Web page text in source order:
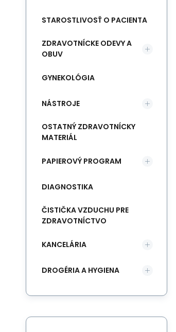
STAROSTLIVOSŤ O PACIENTA
ZDRAVOTNÍCKE ODEVY A
OBUV
GYNEKOLÓGIA
NÁSTROJE
OSTATNÝ ZDRAVOTNÍCKY
MATERIÁL
PAPIEROVÝ PROGRAM
DIAGNOSTIKA
ČISTIČKA VZDUCHU PRE
ZDRAVOTNÍCTVO
KANCELÁRIA
DROGÉRIA A HYGIENA